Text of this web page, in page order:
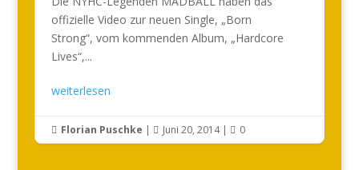
offizielle Video zur neuen Single, „Born
Strong“, vom kommenden Album, „Hardcore
Lives“,...
weiterlesen
 Florian Puschke |  Juni 20, 2014|  0